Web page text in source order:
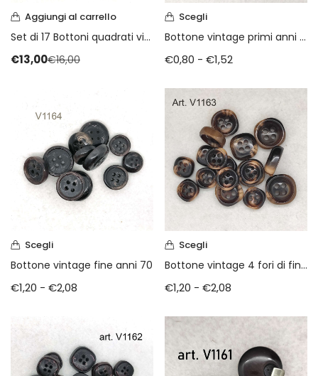
Aggiungi al carrello
Set di 17 Bottoni quadrati vintage
€13,00€16,00
Scegli
Bottone vintage primi anni 80
€0,80 - €1,52
Scegli
Bottone vintage fine anni 70
€1,20 - €2,08
Scegli
Bottone vintage 4 fori di fine anni 70
€1,20 - €2,08